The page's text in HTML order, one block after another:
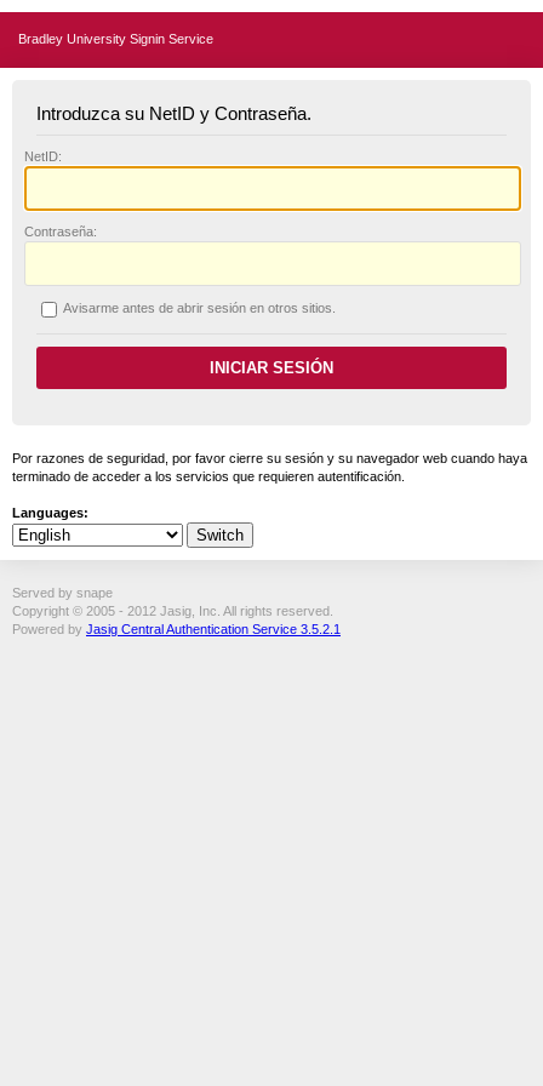
Bradley University Signin Service
Introduzca su NetID y Contraseña.
NetID:
Contraseña:
Avisarme antes de abrir sesión en otros sitios.
Por razones de seguridad, por favor cierre su sesión y su navegador web cuando haya
terminado de acceder a los servicios que requieren autentificación.
Languages:
Served by snape
Copyright © 2005 - 2012 Jasig, Inc. All rights reserved.
Powered by Jasig Central Authentication Service 3.5.2.1